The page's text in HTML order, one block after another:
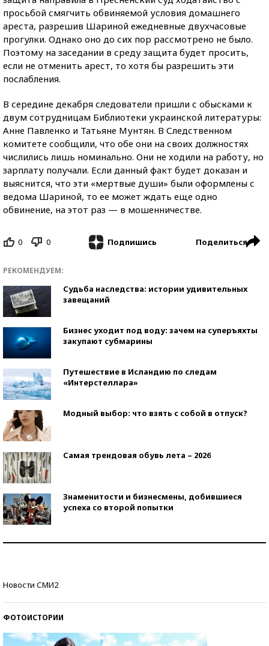
просьбой смягчить обвиняемой условия домашнего
ареста, разрешив Шариной ежедневные двухчасовые
прогулки. Однако оно до сих пор рассмотрено не было.
Поэтому на заседании в среду защита будет просить,
если не отменить арест, то хотя бы разрешить эти
послабления.
В середине декабря следователи пришли с обысками к
двум сотрудницам Библиотеки украинской литературы:
Анне Павленко и Татьяне Мунтян. В Следственном
комитете сообщили, что обе они на своих должностях
числились лишь номинально. Они не ходили на работу, но
зарплату получали. Если данный факт будет доказан и
выяснится, что эти «мертвые души» были оформлены с
ведома Шариной, то ее может ждать еще одно
обвинение, на этот раз — в мошенничестве.
0 0 Подпишись Поделиться
РЕКОМЕНДУЕМ:
Судьба наследства: истории удивительных
завещаний
Бизнес уходит под воду: зачем на суперъяхты
закупают субмарины
Путешествие в Исландию по следам
«Интерстеллара»
Модный выбор: что взять с собой в отпуск?
Самая трендовая обувь лета – 2026
Знаменитости и бизнесмены, добившиеся
успеха со второй попытки
Новости СМИ2
ФОТОИСТОРИИ